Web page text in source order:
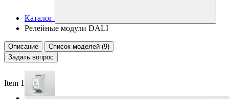
Каталог
Релейные модули DALI
Описание
Список моделей (9)
Задать вопрос
Item 1 of 4